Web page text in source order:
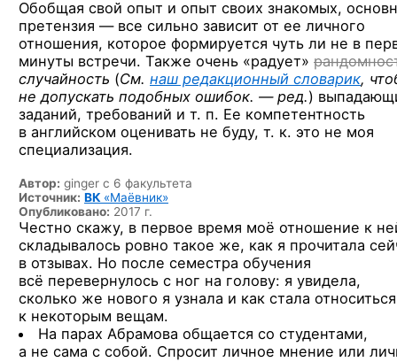
Обобщая свой опыт и опыт своих знакомых,
претензия — все сильно зависит от ее личного
отношения, которое формируется чуть ли не в
минуты встречи. Также очень «радует»
случайность (См. наш редакционный словарик,
не допускать подобных ошибок. — ред.)
заданий, требований и т. п. Ее компетентность
в английском оценивать не буду, т. к. это не моя
специализация.
Автор: ginger с 6 факультета
Источник: ВК «Маёвник»
Опубликовано: 2017 г.
Честно скажу, в первое время моё отношение к
складывалось ровно такое же, как я прочитала
в отзывах. Но после семестра обучения
всё перевернулось с ног на голову: я увидела,
сколько же нового я узнала и как стала относиться
к некоторым вещам.
На парах Абрамова общается со студентами,
а не сама с собой. Спросит личное мнение или